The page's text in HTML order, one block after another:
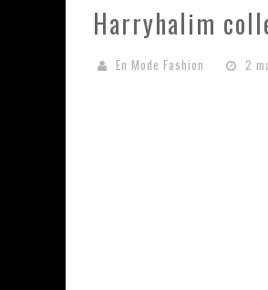
Harryhalim
En Mode Fashion 2